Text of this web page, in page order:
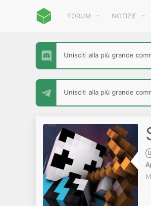
FORUM NOTIZIE
Unisciti alla più grande
Unisciti alla più grande